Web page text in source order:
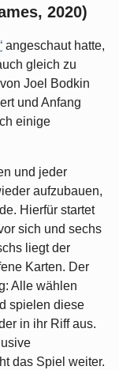
2020)
angeschaut hatte,
gleich zu
Joel Bodkin
und Anfang
einige
und jeder
aufzubauen,
Hierfür startet
sich und sechs
liegt der
Karten. Der
Alle wählen
spielen diese
in ihr Riff aus.
das Spiel weiter.